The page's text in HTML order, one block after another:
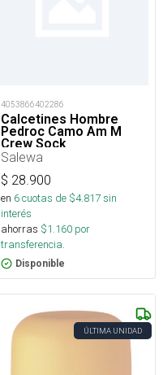
4053866402286
Calcetines Hombre
Pedroc Camo Am M
Crew Sock
Salewa
$ 28.900
en 6cuotas de $4.817sin
interés
ahorras $1.160 por
transferencia.
Disponible
ÚLTIMA UNIDAD